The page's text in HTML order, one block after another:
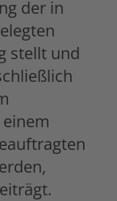
der in
stellt und